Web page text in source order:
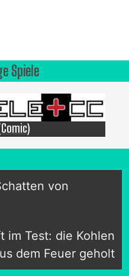
Spiele
von
im Test: die Kohlen
dem Feuer geholt